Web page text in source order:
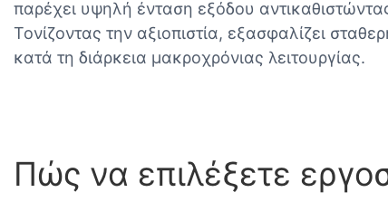
παρέχει υψηλή ένταση εξόδου
Τονίζοντας την αξιοπιστία, εξασφαλίζει
κατά τη διάρκεια μακροχρόνιας λειτουργίας.
Πώς να επιλέξετε